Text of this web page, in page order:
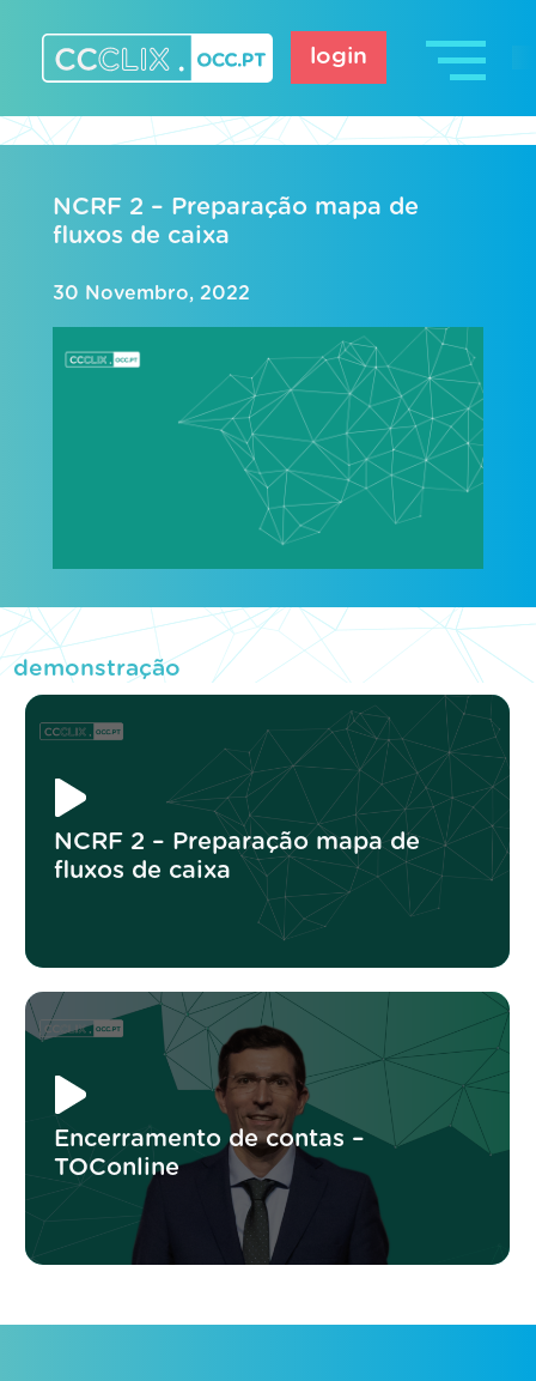
content
login
NCRF 2 – Preparação mapa de
fluxos de caixa
30 Novembro, 2022
demonstração
NCRF 2 – Preparação mapa de
fluxos de caixa
Encerramento de contas –
TOConline